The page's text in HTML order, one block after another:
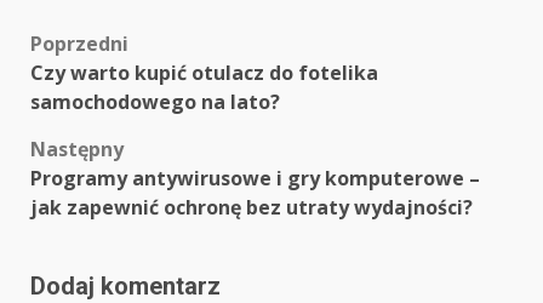
Zobacz
wpisy
Poprzedni
Czy warto kupić otulacz do fotelika
samochodowego na lato?
Następny
Programy antywirusowe i gry komputerowe –
jak zapewnić ochronę bez utraty wydajności?
Dodaj komentarz